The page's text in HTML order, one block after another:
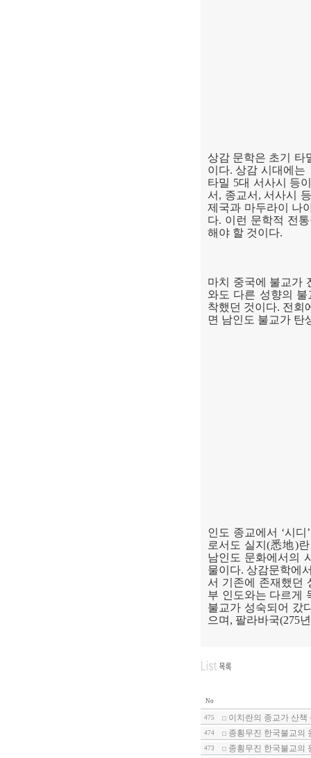
상감 문학은 초기 타
이다. 상감 시대에는
타밀 5대 서사시 등
서 , 종교서 , 서사시
제국과 마두라이 나
다. 이런 문학적 전
해야 할 것이다.
마치 중국에 불교가
와도 다른 성향의
착했던 것이다. 전회
면 남인도 불교가 탄
인도 종교에서 ‘시디 ’
로서도 실지(悉地)
남인도 문화에서의
물이다. 상감문학에
서 기존에 존재했던
부 인도와는 다르게
불교가 성숙되어 갔
으며 , 팔라바국(275
No
475 이치란의 종교가 산
474 종횡무진 한국불교의
473 종횡무진 한국불교의